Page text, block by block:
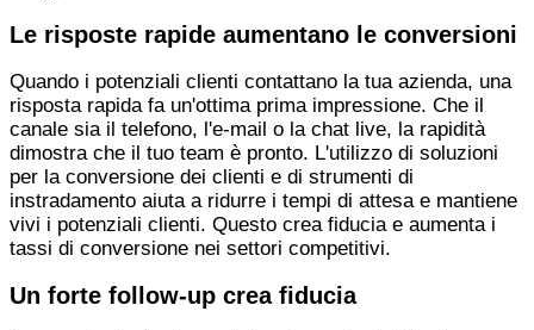
Le risposte rapide aumentano le conversioni
Quando i potenziali clienti contattano la tua azienda, una
risposta rapida fa un'ottima prima impressione. Che il
canale sia il telefono, l'e-mail o la chat live, la rapidità
dimostra che il tuo team è pronto. L'utilizzo di soluzioni
per la conversione dei clienti e di strumenti di
instradamento aiuta a ridurre i tempi di attesa e mantiene
vivi i potenziali clienti. Questo crea fiducia e aumenta i
tassi di conversione nei settori competitivi.
Un forte follow-up crea fiducia